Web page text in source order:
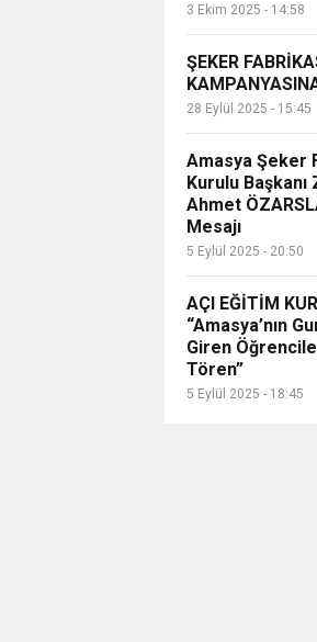
3 Ekim 2025 - 14:58
ŞEKER
28 Eylül 2025 - 15:45
Amasya Şeker
Kurulu
Ahmet
Mesajı
5 Eylül 2025 - 20:50
AÇI EĞİTİM
“Amasya’nın
Giren
Tören”
5 Eylül 2025 - 18:45